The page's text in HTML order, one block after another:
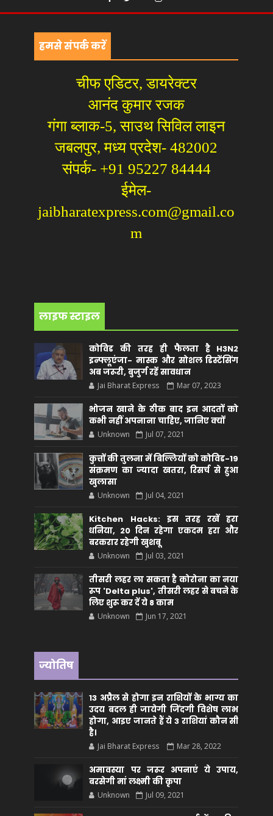
हमसे संपर्क करें
चीफ एडिटर, डायरेक्टर
आनंद कुमार रजक
गंगा ब्लाक-5, साउथ सिविल लाइन
जबलपुर, मध्य प्रदेश- 482002
संपर्क- +91 95227 84444
ईमेल-
jaibharatexpress.com@gmail.co
m
लाइफ स्टाइल
कोविड की तरह ही फैलता है H3N2
इन्फ्लूएंजा- मास्क और सोशल डिस्टेंसिंग
अब जरूरी, बुजुर्ग रहें सावधान
Jai Bharat Express Mar 07, 2023
भोजन खाने के ठीक बाद इन आदतों को
कभी नहीं अपनाना चाहिए, जानिए क्यों
Unknown Jul 07, 2021
कुत्तों की तुलना में बिल्लियों को कोविड-19
संक्रमण का ज्यादा खतरा, रिसर्च से हुआ
खुलासा
Unknown Jul 04, 2021
Kitchen Hacks: इस तरह रखें हरा
धनिया, 20 दिन रहेगा एकदम हरा और
बरकरार रहेगी खुशबू
Unknown Jul 03, 2021
तीसरी लहर ला सकता है कोरोना का नया
रूप 'Delta plus', तीसरी लहर से बचने के
लिए शुरू कर दें ये 8 काम
Unknown Jun 17, 2021
ज्योतिष
13 अप्रैल से होगा इन राशियों के भाग्य का
उदय बदल ही जायेगी जिंदगी विशेष लाभ
होगा, आइए जानते हैं ये 3 राशियां कौन सीं
है।
Jai Bharat Express Mar 28, 2022
अमावस्या पर जरूर अपनाएं ये उपाय,
बरसेगी मां लक्ष्मी की कृपा
Unknown Jul 09, 2021